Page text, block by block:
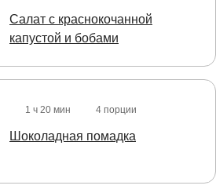
Салат с краснокочанной
капустой и бобами
1 ч 20 мин 4 порции
Шоколадная помадка